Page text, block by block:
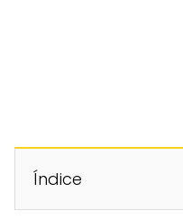
Índice